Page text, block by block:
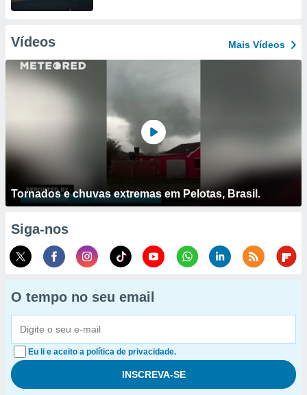
Vídeos Mais Vídeos
Tornados e chuvas extremas em Pelotas, Brasil.
Siga-nos
O tempo no seu email
Eu li e aceito a política de privacidade.